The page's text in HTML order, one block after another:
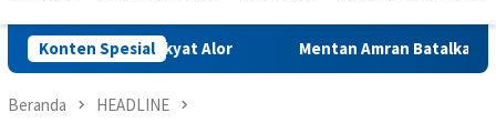
Konten Spesial
Rakyat Alor Mentan Amran Batalkan Rapat
Beranda HEADLINE